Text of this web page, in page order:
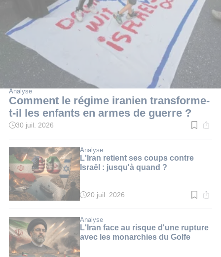
Analyse
Comment le régime iranien transforme-
t-il les enfants en armes de guerre ?
Temps
:
20
min.
30 juil. 2026
Analyse
L'Iran retient ses coups contre
Israël : jusqu'à quand ?
Temps
:
3
min.
20 juil. 2026
Analyse
L'Iran face au risque d'une rupture
avec les monarchies du Golfe